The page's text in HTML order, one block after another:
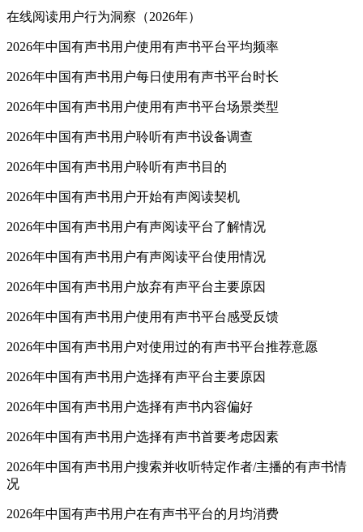
在线阅读用户行为洞察（2026年）
2026年中国有声书用户使用有声书平台平均频率
2026年中国有声书用户每日使用有声书平台时长
2026年中国有声书用户使用有声书平台场景类型
2026年中国有声书用户聆听有声书设备调查
2026年中国有声书用户聆听有声书目的
2026年中国有声书用户开始有声阅读契机
2026年中国有声书用户有声阅读平台了解情况
2026年中国有声书用户有声阅读平台使用情况
2026年中国有声书用户放弃有声平台主要原因
2026年中国有声书用户使用有声书平台感受反馈
2026年中国有声书用户对使用过的有声书平台推荐意愿
2026年中国有声书用户选择有声平台主要原因
2026年中国有声书用户选择有声书内容偏好
2026年中国有声书用户选择有声书首要考虑因素
2026年中国有声书用户搜索并收听特定作者/主播的有声书情
况
2026年中国有声书用户在有声书平台的月均消费